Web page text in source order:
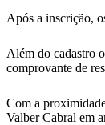
Após a inscrição,
Além do cadastro
comprovante de
Com a
Valber Cabral em